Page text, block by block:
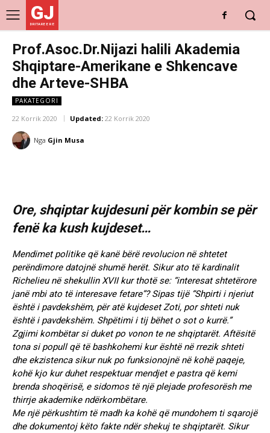
GJ
DRITARE E RE
Prof.Asoc.Dr.Nijazi halili Akademia
Shqiptare-Amerikane e Shkencave
dhe Arteve-SHBA
PAKATEGORI
22 Korrik 2020 Updated: 22 Korrik 2020
Nga Gjin Musa
Ore, shqiptar kujdesuni për kombin se për
fenë ka kush kujdeset…
Mendimet politike që kanë bërë revolucion në shtetet
perëndimore datojnë shumë herët. Sikur ato të kardinalit
Richelieu në shekullin XVII kur thotë se: “interesat shtetërore
janë mbi ato të interesave fetare”? Sipas tijë “Shpirti i njeriut
është i pavdekshëm, për atë kujdeset Zoti, por shteti nuk
është i pavdekshëm. Shpëtimi i tij bëhet o sot o kurrë.”
Zgjimi kombëtar si duket po vonon te ne shqiptarët. Aftësitë
tona si popull që të bashkohemi kur është në rrezik shteti
dhe ekzistenca sikur nuk po funksionojnë në kohë paqeje,
kohë kjo kur duhet respektuar mendjet e pastra që kemi
brenda shoqërisë, e sidomos të një plejade profesorësh me
thirrje akademike ndërkombëtare.
Me një përkushtim të madh ka kohë që mundohem ti sqarojë
dhe dokumentoj këto fakte ndër shekuj te shqiptarët. Sikur